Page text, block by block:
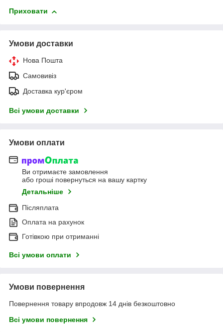
Приховати
Умови доставки
Нова Пошта
Самовивіз
Доставка кур'єром
Всі умови доставки
Умови оплати
Ви отримаєте замовлення
або гроші повернуться на вашу картку
Детальніше
Післяплата
Оплата на рахунок
Готівкою при отриманні
Всі умови оплати
Умови повернення
Повернення товару впродовж 14 днів безкоштовно
Всі умови повернення